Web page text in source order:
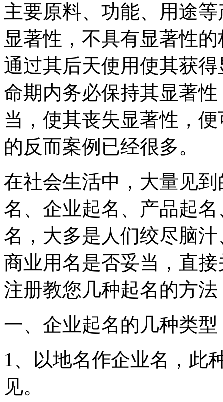
主要原料、功能、用途
显著性，不具有显著性
通过其后天使用使其获
命期内务必保持其显著
当，使其丧失显著性，
的反而案例已经很多。
在社会生活中，大量见
名、企业起名、产品起
名，大多是人们绞尽脑
商业用名是否妥当，直
注册教您几种起名的方法
一、企业起名的几种类型
1、以地名作企业名，此
见。